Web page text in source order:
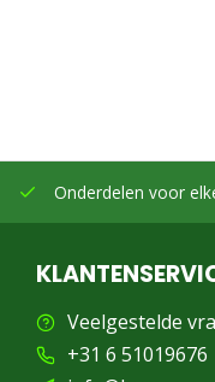
Onderdelen voor
Veelgestelde
+31 6 51019676